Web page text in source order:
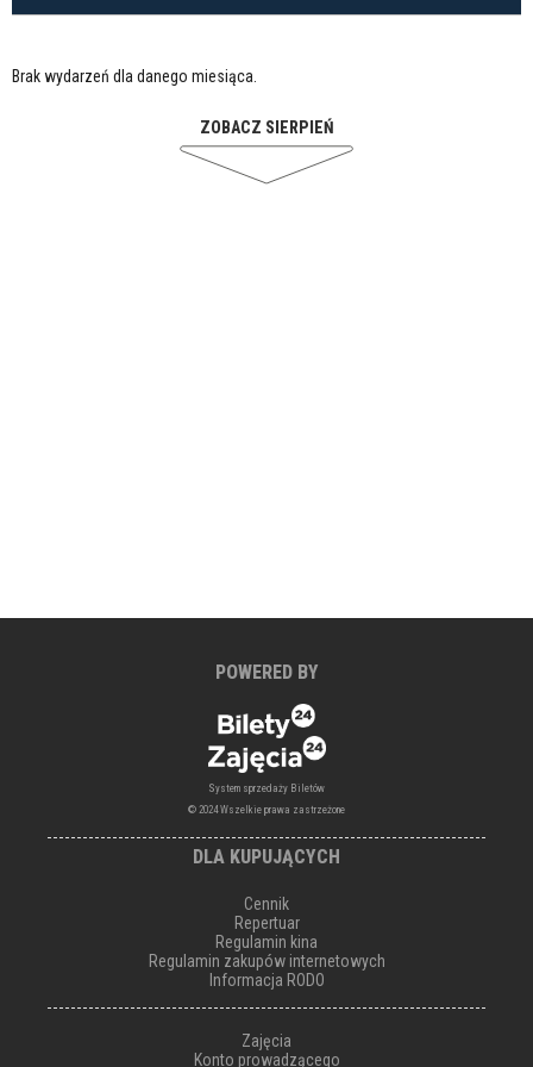
Brak wydarzeń dla danego miesiąca.
ZOBACZ SIERPIEŃ
POWERED BY
System sprzedaży Biletów
© 2024 Wszelkie prawa zastrzeżone
DLA KUPUJĄCYCH
Cennik
Repertuar
Regulamin kina
Regulamin zakupów internetowych
Informacja RODO
Zajęcia
Konto prowadzącego